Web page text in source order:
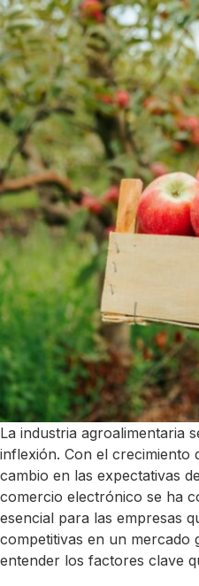
La industria agroalimentaria
inflexión. Con el crecimiento
cambio en las expectativas
comercio electrónico se ha
esencial para las empresas
competitivas en un mercado
entender los factores clave